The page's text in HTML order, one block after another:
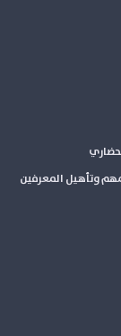
وتأهيل المعرفين